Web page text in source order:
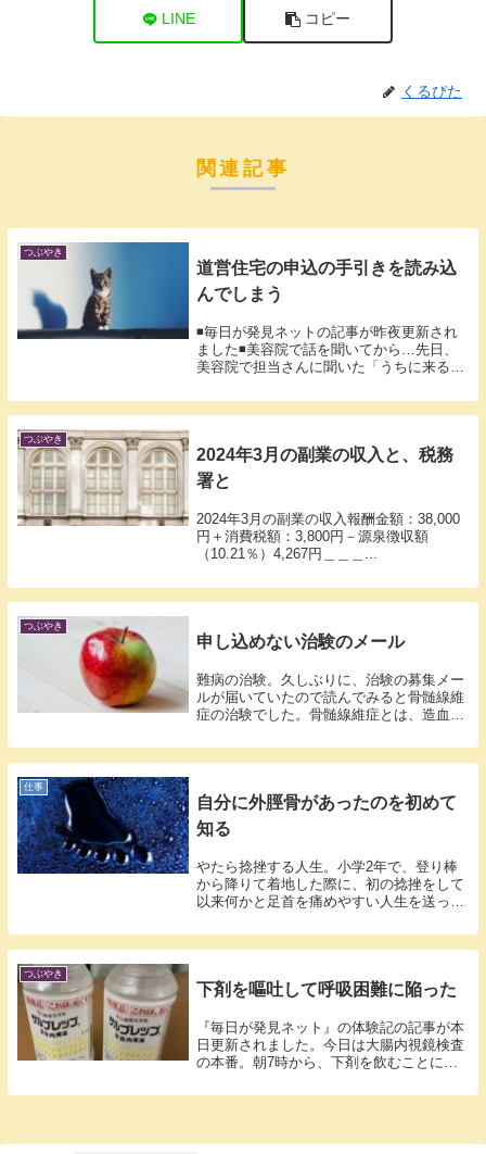
LINE コピー
くるぴた
関連記事
つぶやき
道営住宅の申込の手引きを読み込
んでしまう
◾️毎日が発見ネットの記事が昨夜更新され
ました◾️美容院で話を聞いてから…先日、
美容院で担当さんに聞いた「うちに来る道
つぶやき
2024年3月の副業の収入と、税務
署と
2024年3月の副業の収入報酬金額：38,000
円＋消費税額：3,800円－源泉徴収額
（10.21％）4,267円＿＿＿...
つぶやき
申し込めない治験のメール
難病の治験。久しぶりに、治験の募集メー
ルが届いていたので読んでみると骨髄線維
症の治験でした。骨髄線維症とは、造血細
仕事
自分に外脛骨があったのを初めて
知る
やたら捻挫する人生。小学2年で、登り棒
から降りて着地した際に、初の捻挫をして
以来何かと足首を痛めやすい人生を送って
つぶやき
下剤を嘔吐して呼吸困難に陥った
『毎日が発見ネット』の体験記の記事が本
日更新されました。今日は大腸内視鏡検査
の本番。朝7時から、下剤を飲むことにな